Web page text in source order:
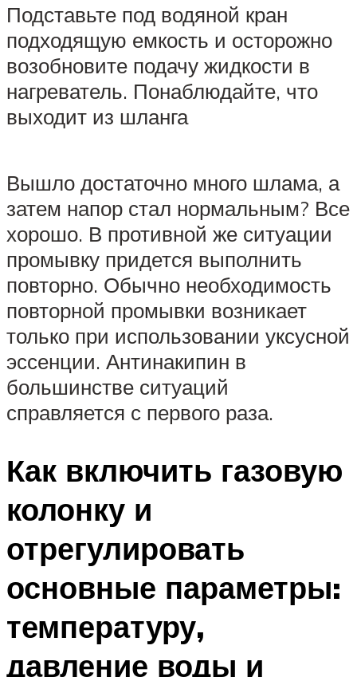
Подставьте под водяной кран
подходящую емкость и осторожно
возобновите подачу жидкости в
нагреватель. Понаблюдайте, что
выходит из шланга
Вышло достаточно много шлама, а
затем напор стал нормальным? Все
хорошо. В противной же ситуации
промывку придется выполнить
повторно. Обычно необходимость
повторной промывки возникает
только при использовании уксусной
эссенции. Антинакипин в
большинстве ситуаций
справляется с первого раза.
Как включить газовую
колонку и
отрегулировать
основные параметры:
температуру,
давление воды и